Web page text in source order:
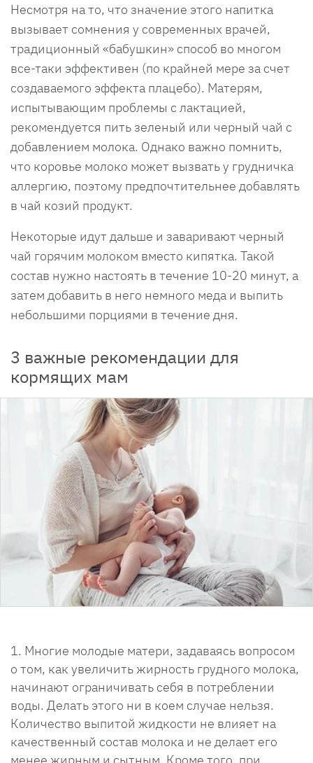
Несмотря на то, что значение этого напитка
вызывает сомнения у современных врачей,
традиционный «бабушкин» способ во многом
все-таки эффективен (по крайней мере за счет
создаваемого эффекта плацебо). Матерям,
испытывающим проблемы с лактацией,
рекомендуется пить зеленый или черный чай с
добавлением молока. Однако важно помнить,
что коровье молоко может вызвать у грудничка
аллергию, поэтому предпочтительнее добавлять
в чай козий продукт.
Некоторые идут дальше и заваривают черный
чай горячим молоком вместо кипятка. Такой
состав нужно настоять в течение 10-20 минут, а
затем добавить в него немного меда и выпить
небольшими порциями в течение дня.
3 важные рекомендации для
кормящих мам
Многие молодые матери, задаваясь вопросом
о том, как увеличить жирность грудного молока,
начинают ограничивать себя в потреблении
воды. Делать этого ни в коем случае нельзя.
Количество выпитой жидкости не влияет на
качественный состав молока и не делает его